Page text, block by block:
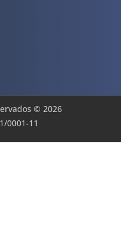
© 2026
0001-11